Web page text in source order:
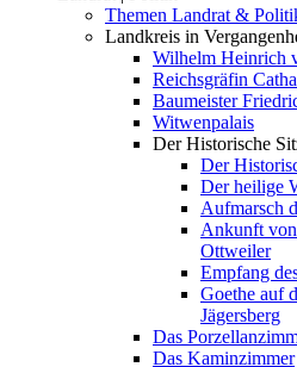
Themen Landrat &
Landkreis in
Wilhelm Heinrich
Reichsgräfin
Baumeister
Witwenpalais
Der Historische
Der
Der heilige
Aufmarsch
Ankunft
Ottweiler
Empfang
Goethe auf
Jägersberg
Das
Das Kaminzimmer